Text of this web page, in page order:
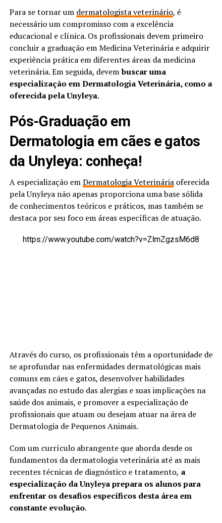
Para se tornar um dermatologista veterinário, é
necessário um compromisso com a excelência
educacional e clínica. Os profissionais devem primeiro
concluir a graduação em Medicina Veterinária e adquirir
experiência prática em diferentes áreas da medicina
veterinária. Em seguida, devembuscar uma
especialização em Dermatologia Veterinária, como a
oferecida pela Unyleya.
Pós-Graduação em
Dermatologia em cães e gatos
da Unyleya: conheça!
A especialização emDermatologia Veterináriaoferecida
pela Unyleya não apenas proporciona uma base sólida
de conhecimentos teóricos e práticos, mas também se
destaca por seu foco em áreas específicas de atuação.
https://www.youtube.com/watch?v=ZlmZgzsM6d8
Através do curso, os profissionais têm a oportunidade de
se aprofundar nas enfermidades dermatológicas mais
comuns em cães e gatos, desenvolver habilidades
avançadas no estudo das alergias e suas implicações na
saúde dos animais, e promover a especialização de
profissionais que atuam ou desejam atuar na área de
Dermatologia de Pequenos Animais.
Com um currículo abrangente que aborda desde os
fundamentos da dermatologia veterinária até as mais
recentes técnicas de diagnóstico e tratamento, a
especialização da Unyleya prepara os alunos para
enfrentar os desafios específicos desta área em
constante evolução.